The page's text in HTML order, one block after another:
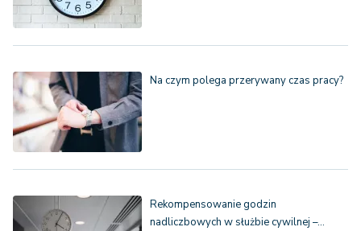
Na czym polega przerywany czas pracy?
Rekompensowanie godzin
nadliczbowych w służbie cywilnej –…